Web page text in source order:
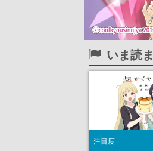
いま読
注目度